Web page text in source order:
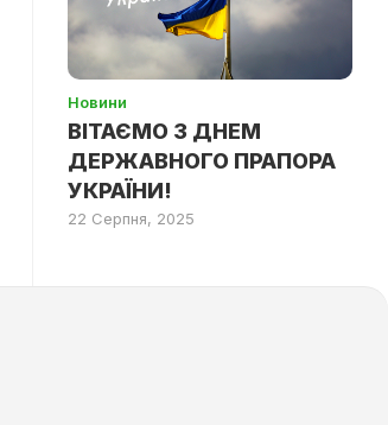
Новини
ВІТАЄМО З ДНЕМ
ДЕРЖАВНОГО ПРАПОРА
УКРАЇНИ!
22 Серпня, 2025